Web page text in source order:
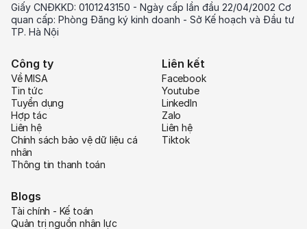
Giấy CNĐKKD: 0101243150 - Ngày cấp lần đầu 22/04/2002 Cơ
quan cấp: Phòng Đăng ký kinh doanh - Sở Kế hoạch và Đầu tư
TP. Hà Nội
Công ty
Về MISA
Tin tức
Tuyển dụng
Hợp tác
Liên hệ
Chính sách bảo vệ dữ liệu cá
nhân
Thông tin thanh toán
Liên kết
Facebook
Youtube
LinkedIn
Zalo
Liên hệ
Tiktok
Blogs
Tài chính - Kế toán
Quản trị nguồn nhân lực